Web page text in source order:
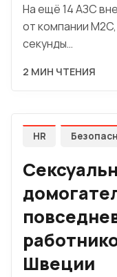
На ещё 14 АЗС
от компании
секунды…
2 МИН ЧТЕНИЯ
HR
Швеции